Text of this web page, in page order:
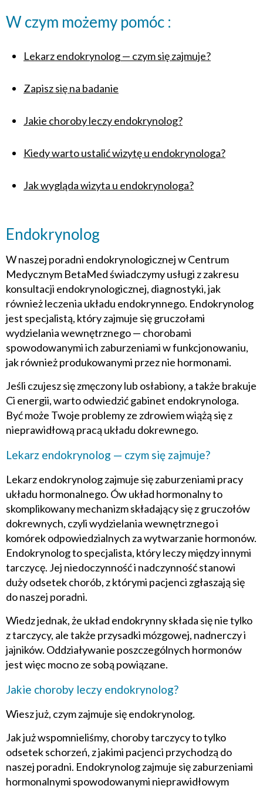
W czym możemy pomóc :
Lekarz endokrynolog — czym się zajmuje?
Zapisz się na badanie
Jakie choroby leczy endokrynolog?
Kiedy warto ustalić wizytę u endokrynologa?
Jak wygląda wizyta u endokrynologa?
Endokrynolog
W naszej poradni endokrynologicznej w Centrum
Medycznym BetaMed świadczymy usługi z zakresu
konsultacji endokrynologicznej, diagnostyki, jak
również leczenia układu endokrynnego. Endokrynolog
jest specjalistą, który zajmuje się gruczołami
wydzielania wewnętrznego — chorobami
spowodowanymi ich zaburzeniami w funkcjonowaniu,
jak również produkowanymi przez nie hormonami.
Jeśli czujesz się zmęczony lub osłabiony, a także brakuje
Ci energii, warto odwiedzić gabinet endokrynologa.
Być może Twoje problemy ze zdrowiem wiążą się z
nieprawidłową pracą układu dokrewnego.
Lekarz endokrynolog — czym się zajmuje?
Lekarz endokrynolog zajmuje się zaburzeniami pracy
układu hormonalnego. Ów układ hormonalny to
skomplikowany mechanizm składający się z gruczołów
dokrewnych, czyli wydzielania wewnętrznego i
komórek odpowiedzialnych za wytwarzanie hormonów.
Endokrynolog to specjalista, który leczy między innymi
tarczycę. Jej niedoczynność i nadczynność stanowi
duży odsetek chorób, z którymi pacjenci zgłaszają się
do naszej poradni.
Wiedz jednak, że układ endokrynny składa się nie tylko
z tarczycy, ale także przysadki mózgowej, nadnerczy i
jajników. Oddziaływanie poszczególnych hormonów
jest więc mocno ze sobą powiązane.
Jakie choroby leczy endokrynolog?
Wiesz już, czym zajmuje się endokrynolog.
Jak już wspomnieliśmy, choroby tarczycy to tylko
odsetek schorzeń, z jakimi pacjenci przychodzą do
naszej poradni. Endokrynolog zajmuje się zaburzeniami
hormonalnymi spowodowanymi nieprawidłowym